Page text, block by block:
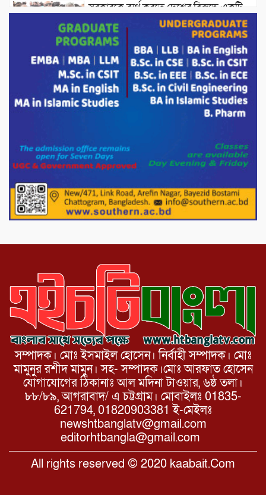
সরকারকে ব্যর্থ করতে দেশের বিরুদ্ধে একটি
দল চক্রান্ত চালিয়ে যাচ্ছে : রিজভী
দেশের বাজারে ভরিতে ১০ হাজার টাকা সোনার
দাম বাড়ানোর ঘোষণা।
ভারপ্রাপ্ত রাষ্ট্রপতি হাফিজ উদ্দিন আহমদের
সাথে এইচটি বাংলা অনলাইন পোর্টাল ও আইপি
সৌজন্য সাক্ষাৎ।
পাটগ্রামে জুলাই অভ্যুত্থান দিবস উপলক্ষে
পোরশায় গণঅভ্যুত্থান দিবসে শহিদ ও জুলাই
সম্পাদক। মোঃ ইসমাইল হোসেন। নির্বাহী সম্পাদক। মোঃ
মামুনুর রশীদ মামুন। সহ- সম্পাদক।মোঃ আরফাত হোসেন
যোগাযোগের ঠিকানাঃ আল মদিনা টাওয়ার, ৬ষ্ঠ তলা।
৮৮/৮৯, আগরাবাদ/ এ চট্টগ্রাম। মোবাইলঃ 01835-
621794, 01820903381 ই-মেইলঃ
newshtbanglatv@gmail.com
editorhtbangla@gmail.com
All rights reserved © 2020 kaabait.Com